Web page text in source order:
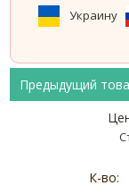
Украину
Предыдущий
К-во: